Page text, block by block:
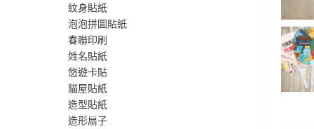
紋身貼紙
泡泡拼圖貼紙
春聯印刷
姓名貼紙
悠遊卡貼
貓屋貼紙
造型貼紙
造形扇子